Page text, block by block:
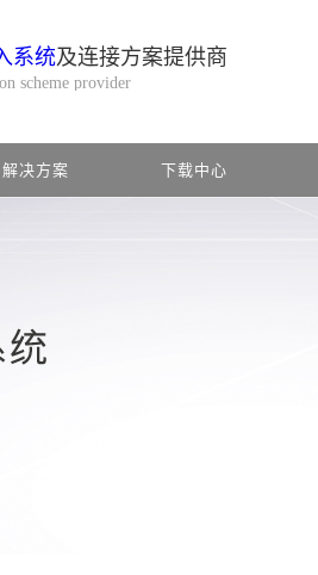
系统及连接方案提供商
scheme provider
解决方案 下载中心